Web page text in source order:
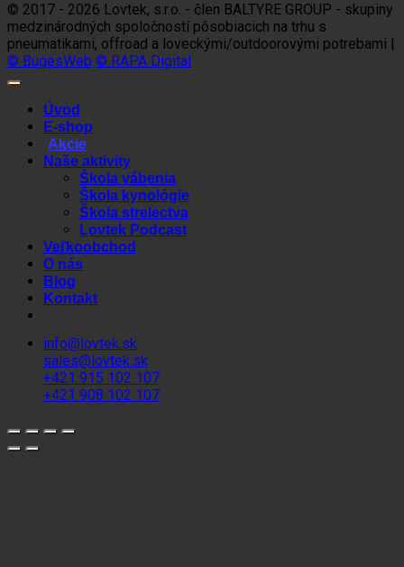
© 2017 - 2026 Lovtek, s.r.o. - člen BALTYRE GROUP - skupiny
medzinárodných spoločností pôsobiacich na trhu s
pneumatikami, offroad a loveckými/outdoorovými potrebami |
© BugesWeb © RAPA Digital
Úvod
E-shop
Akcie
Naše aktivity
Škola vábenia
Škola kynológie
Škola strelectva
Lovtek Podcast
Veľkoobchod
O nás
Blog
Kontakt
info@lovtek.sk
sales@lovtek.sk
+421 915 102 107
+421 908 102 107